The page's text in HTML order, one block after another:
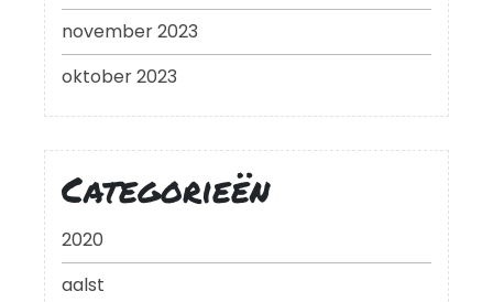
november 2023
oktober 2023
Categorieën
2020
aalst